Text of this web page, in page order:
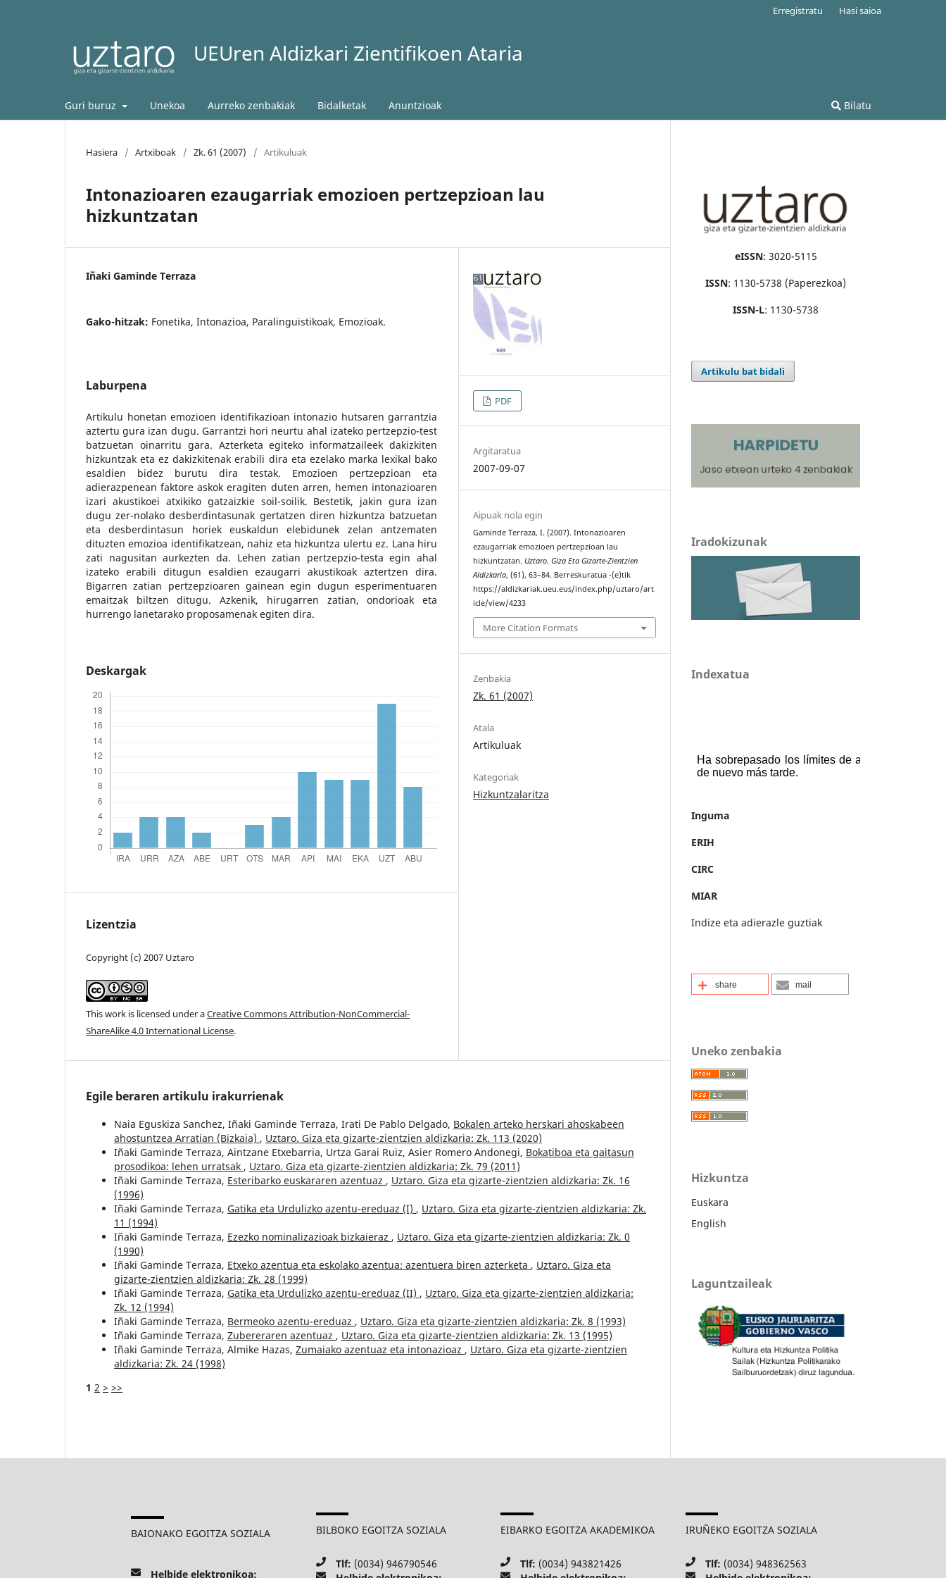
UEUren Aldizkari Zientifikoen Ataria
Guri buruz Unekoa Aurreko zenbakiak Bidalketak Anuntzioak Bilatu
Erregistratu Hasi saioa
Hasiera / Artxiboak / Zk. 61 (2007) / Artikuluak
Intonazioaren ezaugarriak emozioen pertzepzioan lau
hizkuntzatan
Iñaki Gaminde Terraza
Gako-hitzak: Fonetika, Intonazioa, Paralinguistikoak, Emozioak.
Laburpena
Artikulu honetan emozioen identifikazioan intonazio hutsaren garrantzia
aztertu gura izan dugu. Garrantzi hori neurtu ahal izateko pertzepzio-test
batzuetan oinarritu gara. Azterketa egiteko informatzaileek dakizkiten
hizkuntzak eta ez dakizkitenak erabili dira eta ezelako marka lexikal bako
esaldien bidez burutu dira testak. Emozioen pertzepzioan eta
adierazpenean faktore askok eragiten duten arren, hemen intonazioaren
izari akustikoei atxikiko gatzaizkie soil-soilik. Bestetik, jakin gura izan
dugu zer-nolako desberdintasunak gertatzen diren hizkuntza batzuetan
eta desberdintasun horiek euskaldun elebidunek zelan antzematen
dituzten emozioa identifikatzean, nahiz eta hizkuntza ulertu ez. Lana hiru
zati nagusitan aurkezten da. Lehen zatian pertzepzio-testa egin ahal
izateko erabili ditugun esaldien ezaugarri akustikoak aztertzen dira.
Bigarren zatian pertzepzioaren gainean egin dugun esperimentuaren
emaitzak biltzen ditugu. Azkenik, hirugarren zatian, ondorioak eta
hurrengo lanetarako proposamenak egiten dira.
Deskargak
Lizentzia
Copyright (c) 2007 Uztaro
This work is licensed under aCreative Commons Attribution-NonCommercial-
ShareAlike 4.0 International License.
PDF
Argitaratua
2007-09-07
Aipuak nola egin
Gaminde Terraza, I. (2007). Intonazioaren
ezaugarriak emozioen pertzepzioan lau
hizkuntzatan. Uztaro. Giza Eta Gizarte-Zientzien
Aldizkaria, (61), 63–84. Berreskuratua -(e)tik
https://aldizkariak.ueu.eus/index.php/uztaro/art
icle/view/4233
More Citation Formats
Zenbakia
Zk. 61 (2007)
Atala
Artikuluak
Kategoriak
Hizkuntzalaritza
Egile beraren artikulu irakurrienak
Naia Eguskiza Sanchez, Iñaki Gaminde Terraza, Irati De Pablo Delgado, Bokalen arteko herskari ahoskabeen
ahostuntzea Arratian (Bizkaia) , Uztaro. Giza eta gizarte-zientzien aldizkaria: Zk. 113 (2020)
Iñaki Gaminde Terraza, Aintzane Etxebarria, Urtza Garai Ruiz, Asier Romero Andonegi, Bokatiboa eta gaitasun
prosodikoa: lehen urratsak , Uztaro. Giza eta gizarte-zientzien aldizkaria: Zk. 79 (2011)
Iñaki Gaminde Terraza, Esteribarko euskararen azentuaz , Uztaro. Giza eta gizarte-zientzien aldizkaria: Zk. 16
(1996)
Iñaki Gaminde Terraza, Gatika eta Urdulizko azentu-ereduaz (I) , Uztaro. Giza eta gizarte-zientzien aldizkaria: Zk.
11 (1994)
Iñaki Gaminde Terraza, Ezezko nominalizazioak bizkaieraz , Uztaro. Giza eta gizarte-zientzien aldizkaria: Zk. 0
(1990)
Iñaki Gaminde Terraza, Etxeko azentua eta eskolako azentua: azentuera biren azterketa , Uztaro. Giza eta
gizarte-zientzien aldizkaria: Zk. 28 (1999)
Iñaki Gaminde Terraza, Gatika eta Urdulizko azentu-ereduaz (II) , Uztaro. Giza eta gizarte-zientzien aldizkaria:
Zk. 12 (1994)
Iñaki Gaminde Terraza, Bermeoko azentu-ereduaz , Uztaro. Giza eta gizarte-zientzien aldizkaria: Zk. 8 (1993)
Iñaki Gaminde Terraza, Zubereraren azentuaz , Uztaro. Giza eta gizarte-zientzien aldizkaria: Zk. 13 (1995)
Iñaki Gaminde Terraza, Almike Hazas, Zumaiako azentuaz eta intonazioaz , Uztaro. Giza eta gizarte-zientzien
aldizkaria: Zk. 24 (1998)
1 2 > >>
eISSN: 3020-5115
ISSN: 1130-5738 (Paperezkoa)
ISSN-L: 1130-5738
Artikulu bat bidali
Iradokizunak
Indexatua
Inguma
ERIH
CIRC
MIAR
Indize eta adierazle guztiak
share mail
Uneko zenbakia
Hizkuntza
Euskara
English
Laguntzaileak
BAIONAKO EGOITZA SOZIALA
Helbide elektronikoa:
BILBOKO EGOITZA SOZIALA
Tlf: (0034) 946790546
EIBARKO EGOITZA AKADEMIKOA
Tlf: (0034) 943821426
IRUÑEKO EGOITZA SOZIALA
Tlf: (0034) 948362563